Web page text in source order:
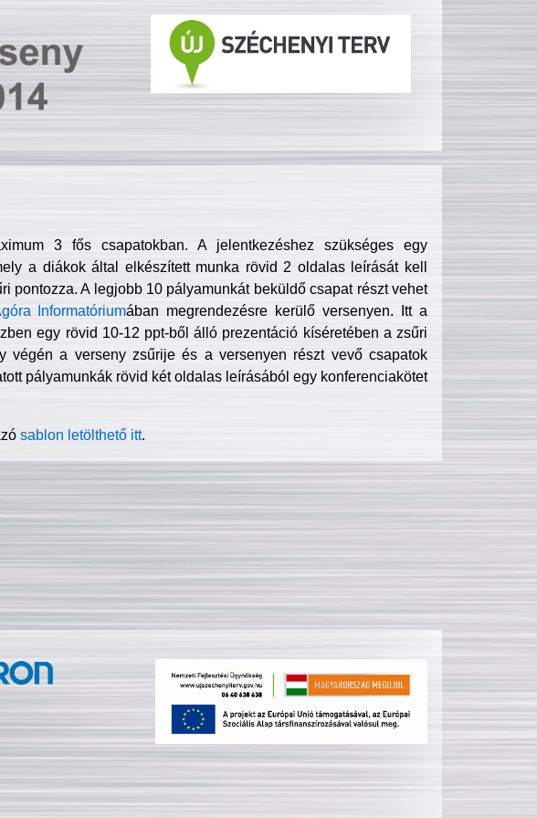
3 fős csapatokban. A jelentkezéshez szükséges egy
a diákok által elkészített munka rövid 2 oldalas leírását kell
pontozza. A legjobb 10 pályamunkát beküldő csapat részt vehet
Informatóriumában megrendezésre kerülő versenyen. Itt a
egy rövid 10-12 ppt-ből álló prezentáció kíséretében a zsűri
végén a verseny zsűrije és a versenyen részt vevő csapatok
pályamunkák rövid két oldalas leírásából egy konferenciakötet
sablon letölthető itt.